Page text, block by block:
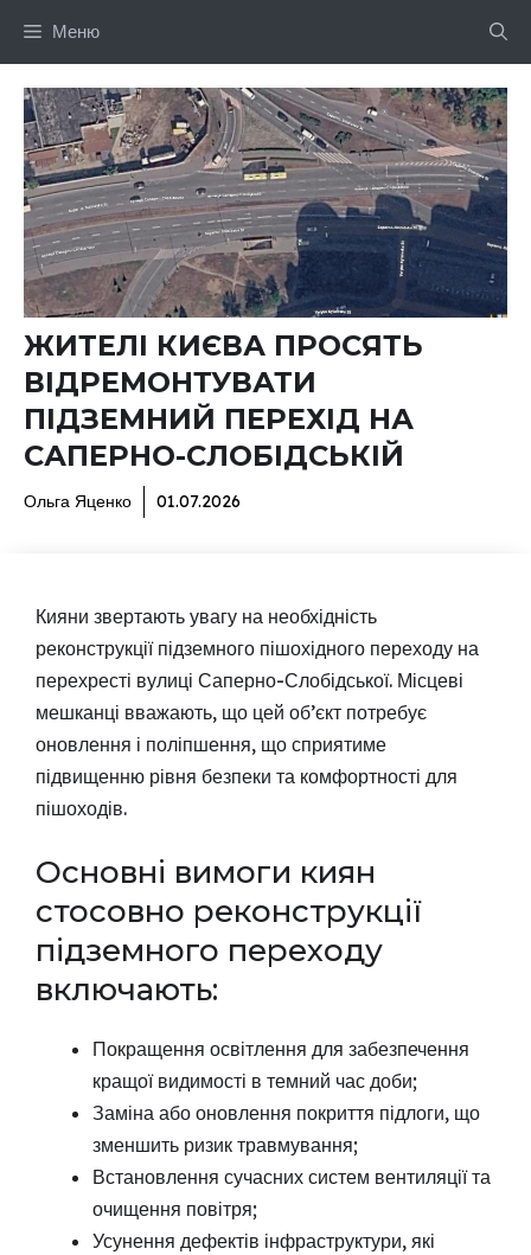
Меню
ЖИТЕЛІ КИЄВА ПРОСЯТЬ
ВІДРЕМОНТУВАТИ
ПІДЗЕМНИЙ ПЕРЕХІД НА
САПЕРНО-СЛОБІДСЬКІЙ
Ольга Яценко 01.07.2026
Кияни звертають увагу на необхідність
реконструкції підземного пішохідного переходу на
перехресті вулиці Саперно-Слобідської. Місцеві
мешканці вважають, що цей об’єкт потребує
оновлення і поліпшення, що сприятиме
підвищенню рівня безпеки та комфортності для
пішоходів.
Основні вимоги киян
стосовно реконструкції
підземного переходу
включають:
Покращення освітлення для забезпечення
кращої видимості в темний час доби;
Заміна або оновлення покриття підлоги, що
зменшить ризик травмування;
Встановлення сучасних систем вентиляції та
очищення повітря;
Усунення дефектів інфраструктури, які